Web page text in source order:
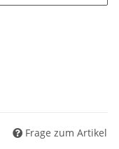
Frage zum Artikel